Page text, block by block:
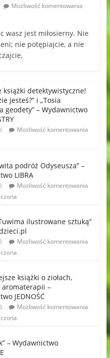
Możliwość komentowania
wasz jest miłosierny. Nie
nie potępiajcie, a nie
książki detektywistyczne!
jesteś?” i „Tosia
geodety” – Wydawnictwo
Możliwość komentowania
podróż Odyseusza” –
LIBRA
Możliwość komentowania
ilustrowane sztuką”
Możliwość komentowania
książki o ziołach,
aromaterapii –
JEDNOŚĆ
Możliwość komentowania
– Wydawnictwo